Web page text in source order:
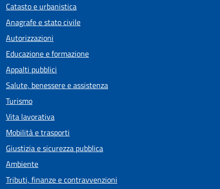
Catasto e urbanistica
Anagrafe e stato civile
Autorizzazioni
Educazione e formazione
Appalti pubblici
Salute, benessere e assistenza
Turismo
Vita lavorativa
Mobilità e trasporti
Giustizia e sicurezza pubblica
Ambiente
Tributi, finanze e contravvenzioni